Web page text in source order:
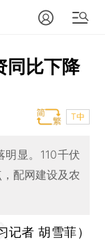
同比下降
T中
显。110千伏
配网建设及农
记者 胡雪菲）